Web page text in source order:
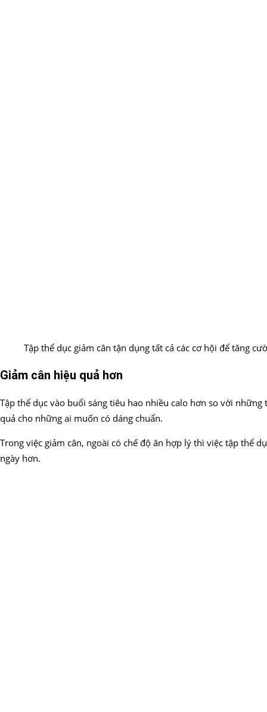
Tập thể dục giảm cân tận dụng tất cả các cơ hội để tăng
Giảm cân hiệu quả hơn
Tập thể dục vào buổi sáng tiêu hao nhiều calo hơn so với
quả cho những ai muốn có dáng chuẩn.
Trong việc giảm cân, ngoài có chế độ ăn hợp lý thì việc tập thể
ngày hơn.